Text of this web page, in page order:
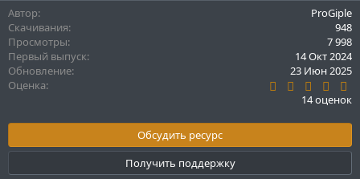
ц
и
и
:
Автор
ProGiple
Скачивания
948
Просмотры
7 998
Первый выпуск
14 Окт 2024
Обновление
23 Июн 2025
Оценка
5
7
в
ё
з
14 оценок
Обсудить ресурс
Получить поддержку